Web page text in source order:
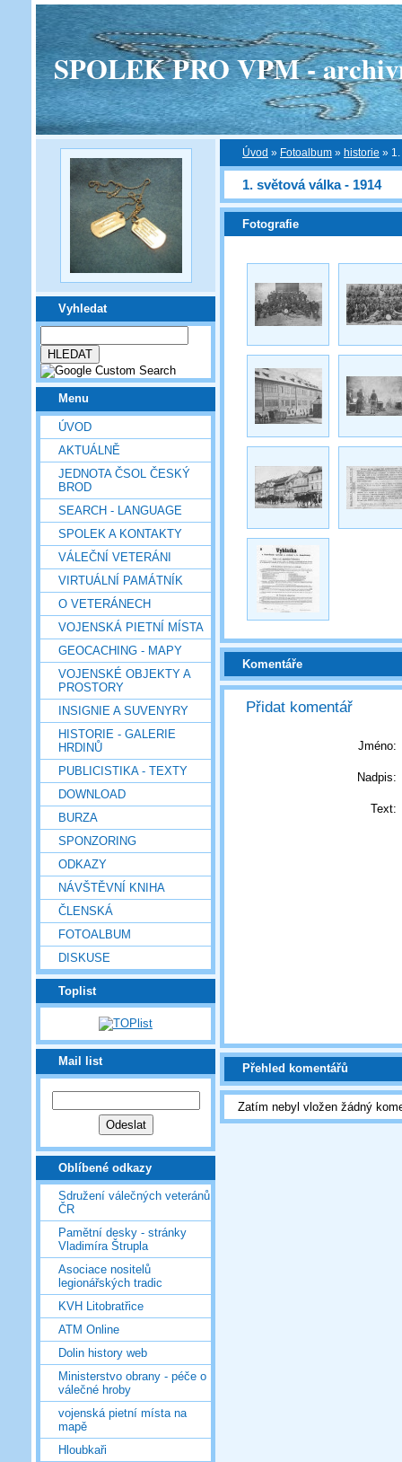
SPOLEK PRO VPM -
Vyhledat
Menu
ÚVOD
AKTUÁLNĚ
JEDNOTA ČSOL ČESKÝ
BROD
SEARCH - LANGUAGE
SPOLEK A KONTAKTY
VÁLEČNÍ VETERÁNI
VIRTUÁLNÍ PAMÁTNÍK
O VETERÁNECH
VOJENSKÁ PIETNÍ MÍSTA
GEOCACHING - MAPY
VOJENSKÉ OBJEKTY A
PROSTORY
INSIGNIE A SUVENYRY
HISTORIE - GALERIE
HRDINŮ
PUBLICISTIKA - TEXTY
DOWNLOAD
BURZA
SPONZORING
ODKAZY
NÁVŠTĚVNÍ KNIHA
ČLENSKÁ
FOTOALBUM
DISKUSE
Toplist
Mail list
Oblíbené odkazy
Sdružení válečných veteránů
ČR
Pamětní desky - stránky
Vladimíra Štrupla
Asociace nositelů
legionářských tradic
KVH Litobratřice
ATM Online
Dolin history web
Ministerstvo obrany - péče o
válečné hroby
vojenská pietní místa na
mapě
Hloubkaři
Úvod » Fotoalbum » historie »
1. světová válka - 1914
Fotografie
Komentáře
Přidat komentář
Jméno:
Nadpis:
Text:
Přehled komentářů
Zatím nebyl vložen žádný